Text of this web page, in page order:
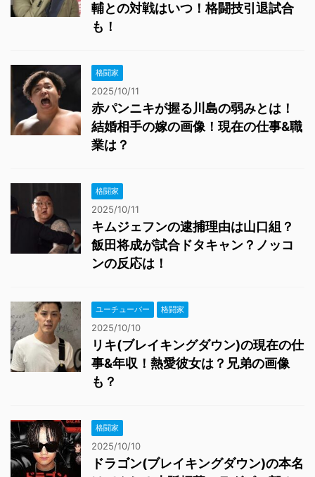
輔との対戦はいつ！格闘技引退試合
も！
格闘家
2025/10/11
赤パンニキが握る川島の弱みとは！
結婚相手の嫁の画像！現在の仕事&職
業は？
格闘家
2025/10/11
キムジェフンの逮捕理由は山口組？
飯田将成が試合ドタキャン？ノッコ
ンの反応は！
ユーチューバー 格闘家
2025/10/10
リキ(ブレイキングダウン)の現在の仕
事&年収！熱愛彼女は？兄弟の画像
も？
格闘家
2025/10/10
ドラゴン(ブレイキングダウン)の本名